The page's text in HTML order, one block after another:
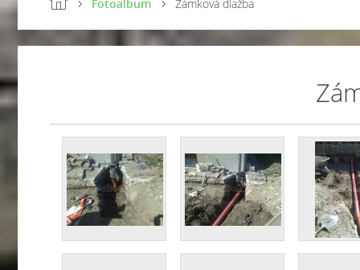
Fotoalbum Zámková dlažba